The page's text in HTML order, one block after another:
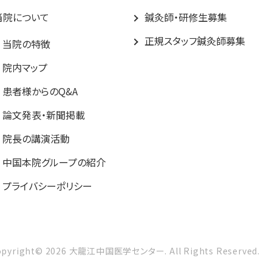
について
当院の特徴
院内マップ
患者様からのQ&A
論文発表・新聞掲載
院長の講演活動
中国本院グループの紹介
プライバシーポリシー
鍼灸師・研修生募集
正規スタッフ鍼灸師募集
2026 大龍江中国医学センター. All Rights Reserved.